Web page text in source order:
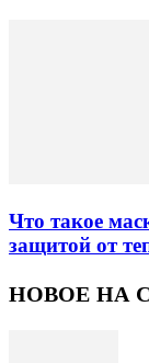
Что такое
защитой от
НОВОЕ НА